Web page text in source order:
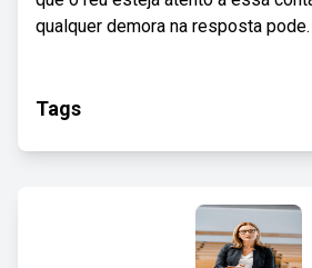
qualquer demora na resposta pode.
Tags